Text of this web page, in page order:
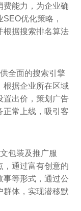
费能力，为企业确
优化策略，
根据搜索排名算法
全面的搜索引擎
根据企业所在区域
置出价，策划广告
正常上线，吸引客
包装及推广服
，通过富有创意的
事等形式，通过公
群体，实现潜移默